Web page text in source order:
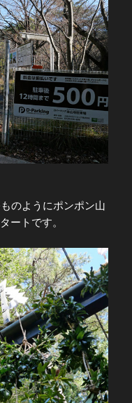
のようにポンポン山
ートです。